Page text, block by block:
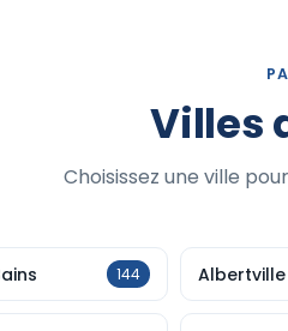
Villes
Choisissez une ville
144 Albertville